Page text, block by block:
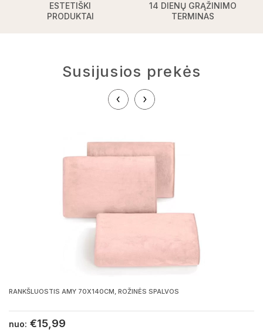
ESTETIŠKI
PRODUKTAI
14 DIENŲ GRĄŽINIMO
TERMINAS
Susijusios prekės
RANKŠLUOSTIS AMY 70X140CM, ROŽINĖS SPALVOS
nuo: €15,99